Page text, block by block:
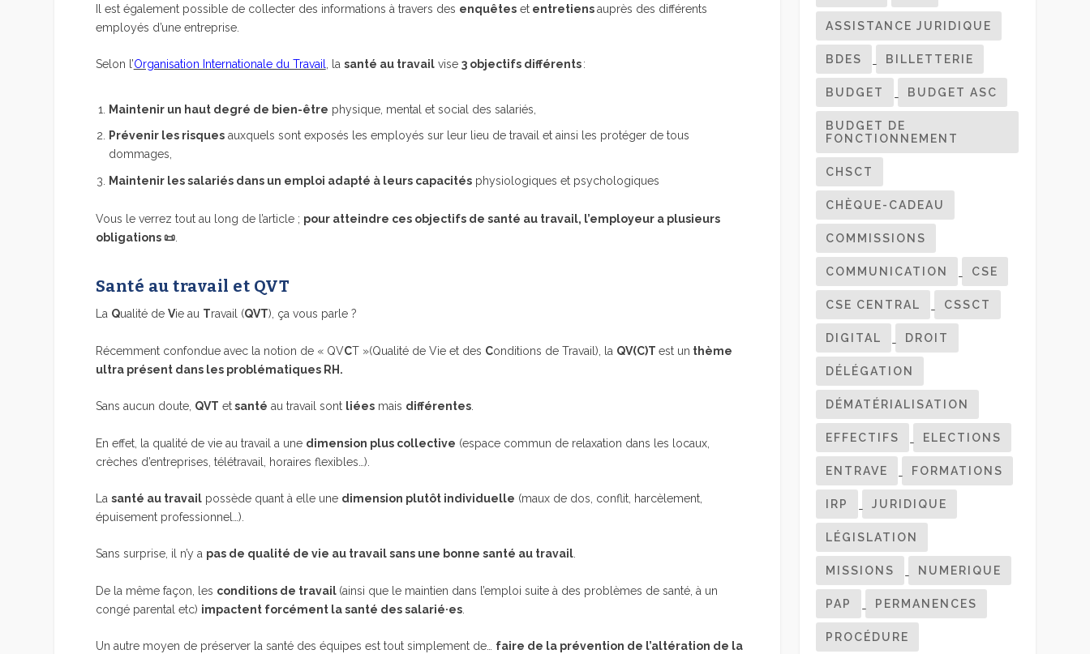
Il est également possible de collecter des informations à travers des enquêtesetentretiensauprès des différents
employés d’une entreprise.
Selon l’Organisation Internationale du Travail, la santé au travailvise 3 objectifs différents:
Maintenir un haut degré de bien-être physique, mental et social des salariés,
Prévenir les risquesauxquels sont exposés les employés sur leur lieu de travail et ainsi les protéger de tous
dommages,
Maintenir les salariés dans un emploi adapté à leurs capacitésphysiologiques et psychologiques
Vous le verrez tout au long de l’article ; pour atteindre ces objectifs de santé au travail, l’employeur a plusieurs
obligations 📜.
Santé au travail et QVT
La Qualité de Vie au Travail (QVT), ça vous parle ?
Récemment confondue avec la notion de « QVCT »(Qualité de Vie et des Conditions de Travail), la QV(C)T est un thème
ultra présent dans les problématiques RH.
Sans aucun doute, QVT etsanté au travail sont liéesmais différentes.
En effet, la qualité de vie au travail a une dimension plus collective (espace commun de relaxation dans les locaux,
crèches d’entreprises, télétravail, horaires flexibles…).
La santé au travailpossède quant à elle une dimension plutôt individuelle (maux de dos, conflit, harcèlement,
épuisement professionnel…).
Sans surprise, il n’y a pas de qualité de vie au travail sans une bonne santé au travail.
De la même façon, les conditions de travail (ainsi que le maintien dans l’emploi suite à des problèmes de santé, à un
congé parental etc) impactent forcément la santé des salarié·es.
Un autre moyen de préserver la santé des équipes est tout simplement de… faire de la prévention de l’altération de la
ASSISTANCE JURIDIQUE
BDES BILLETTERIE
BUDGET BUDGET ASC
BUDGET DE
FONCTIONNEMENT
CHSCT
CHÈQUE-CADEAU
COMMISSIONS
COMMUNICATION CSE
CSE CENTRAL CSSCT
DIGITAL DROIT
DÉLÉGATION
DÉMATÉRIALISATION
EFFECTIFS ELECTIONS
ENTRAVE FORMATIONS
IRP JURIDIQUE
LÉGISLATION
MISSIONS NUMERIQUE
PAP PERMANENCES
PROCÉDURE